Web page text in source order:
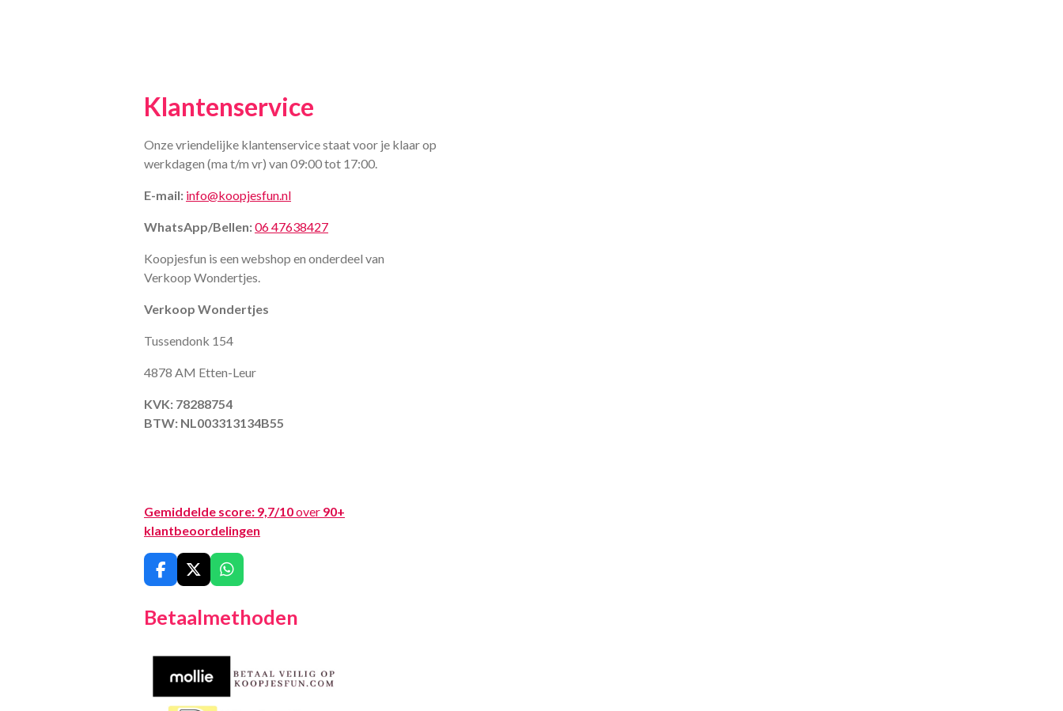
Klantenservice
Onze vriendelijke klantenservice staat voor je klaar op
werkdagen (ma t/m vr) van 09:00 tot 17:00.
E-mail: info@koopjesfun.nl
WhatsApp/Bellen:06 47638427
Koopjesfun is een webshop en onderdeel van
Verkoop Wondertjes.
Verkoop Wondertjes
Tussendonk 154
4878 AM Etten-Leur
KVK: 78288754
BTW: NL003313134B55
Gemiddelde score: 9,7/10over 90+
klantbeoordelingen
F
a
e
X
W
h
t
Betaalmethoden